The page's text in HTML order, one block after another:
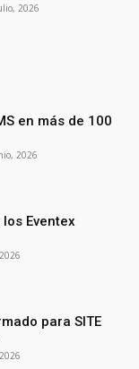
2026
en más de 100
2026
Eventex
para SITE